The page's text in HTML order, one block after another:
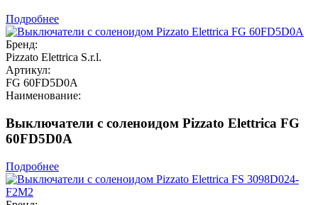
Подробнее
Бренд:
Pizzato Elettrica S.r.l.
Артикул:
FG 60FD5D0A
Наименование:
Выключатели с соленоидом Pizzato Elettrica FG
60FD5D0A
Подробнее